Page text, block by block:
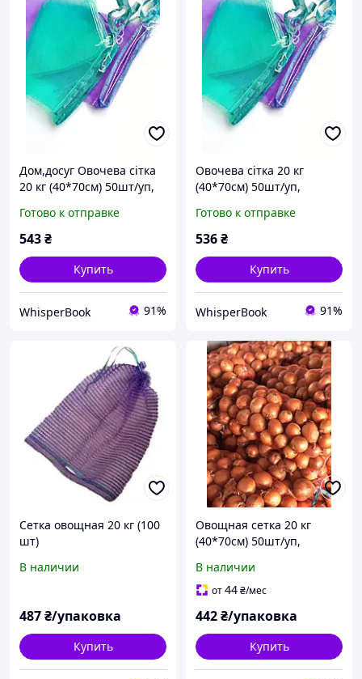
Дом,досуг Овочева сітка
20 кг (40*70см) 50шт/уп,
Готово к отправке
543₴
Купить
WhisperBook 91%
Овочева сітка 20 кг
(40*70см) 50шт/уп,
Готово к отправке
536₴
Купить
WhisperBook 91%
Сетка овощная 20 кг (100
шт)
В наличии
487₴/упаковка
Купить
Овощная сетка 20 кг
(40*70см) 50шт/уп,
В наличии
от44₴/мес
442₴/упаковка
Купить